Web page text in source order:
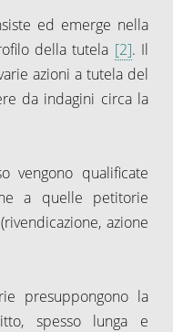
ed emerge nella
della tutela [2]. Il
azioni a tutela del
da indagini circa la
vengono qualificate
a quelle petitorie
azione
presuppongono la
spesso lunga e